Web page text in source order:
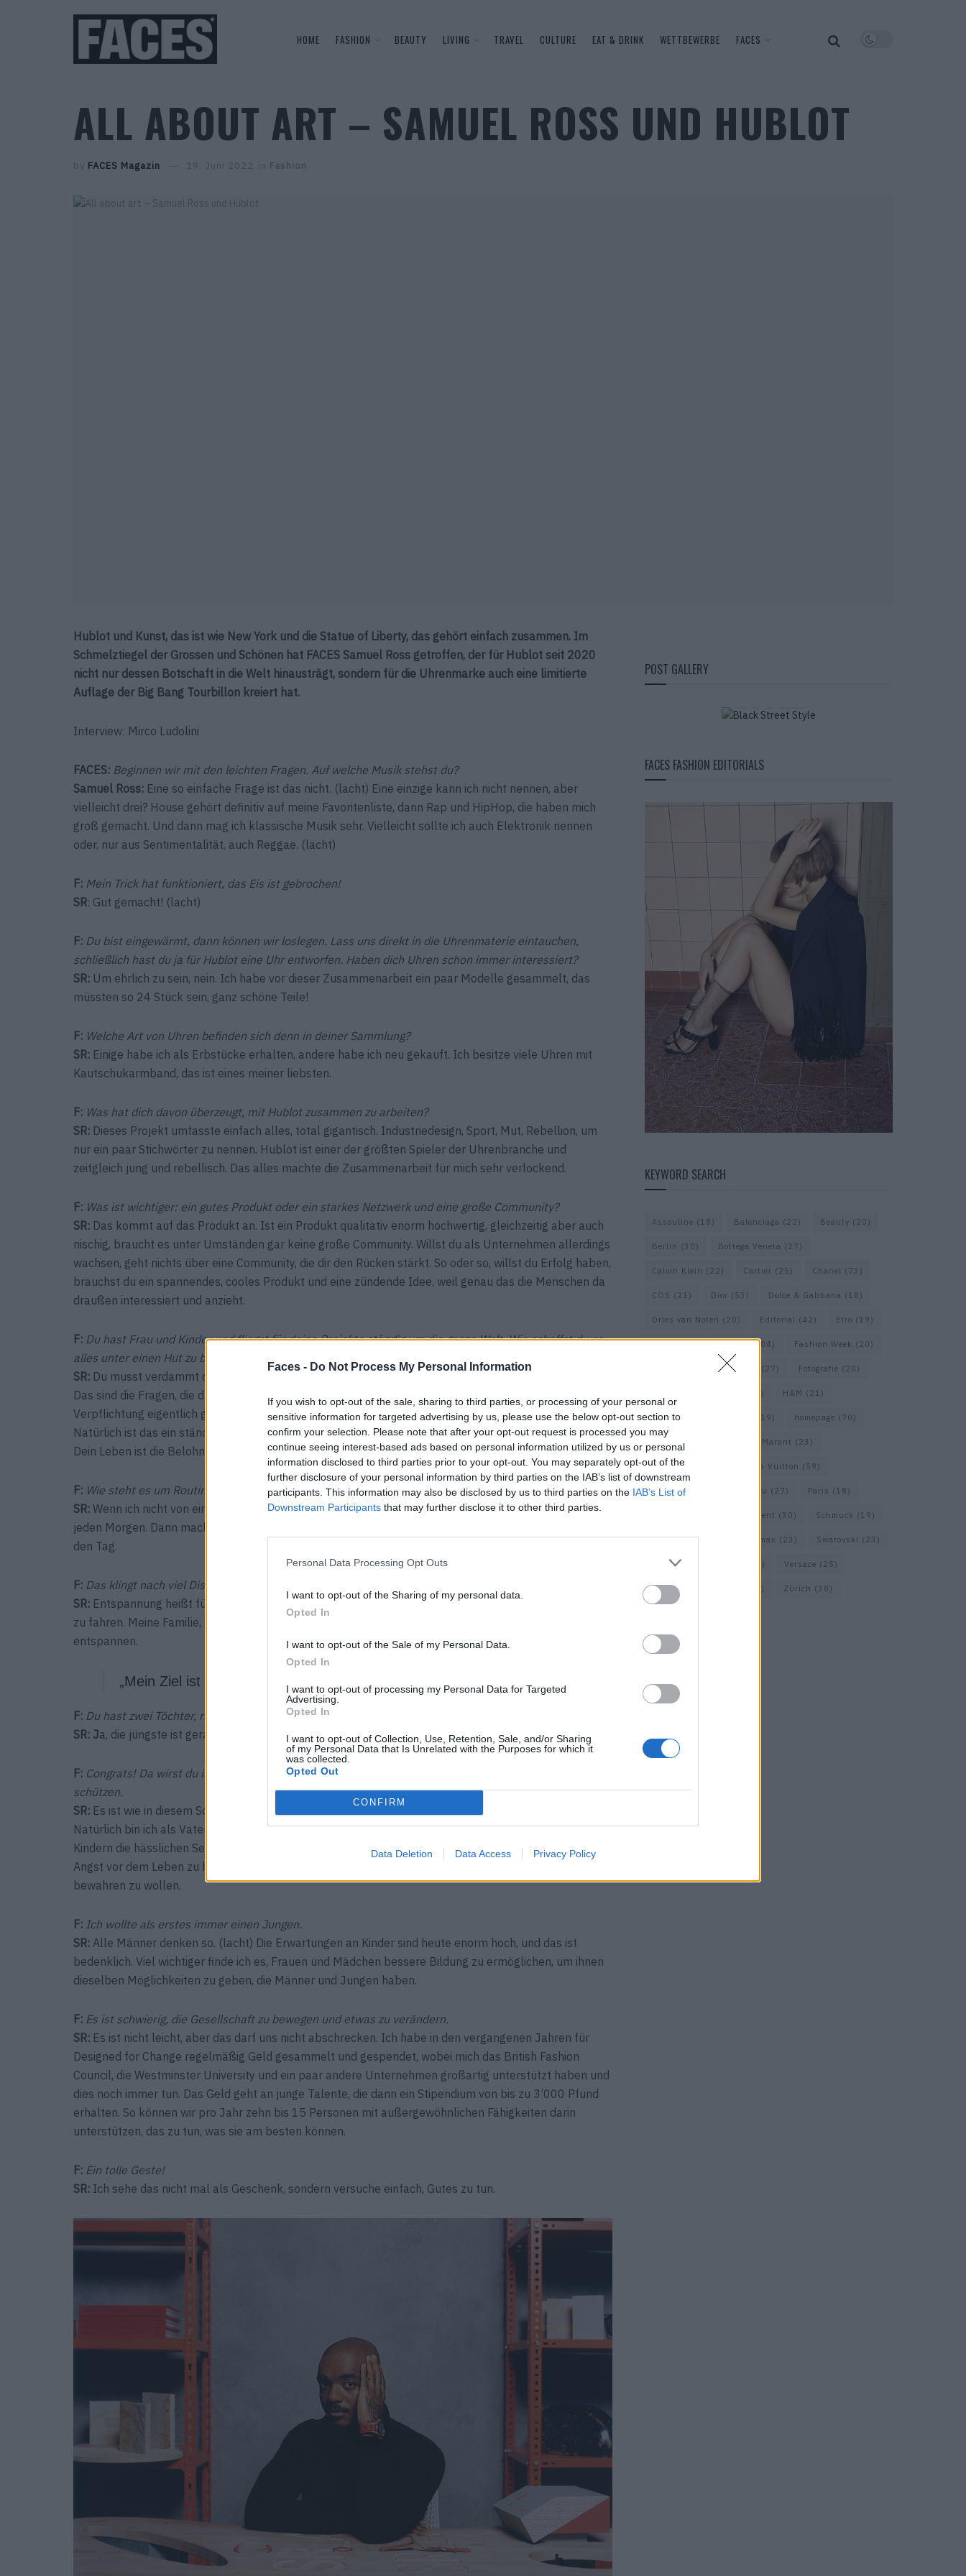
Faces - Do Not Process My Personal Information
If you wish to opt-out of the sale, sharing to third parties, or processing of your personal or
sensitive information for targeted advertising by us, please use the below opt-out section to
confirm your selection. Please note that after your opt-out request is processed you may
continue seeing interest-based ads based on personal information utilized by us or personal
information disclosed to third parties prior to your opt-out. You may separately opt-out of the
further disclosure of your personal information by third parties on the IAB’s list of downstream
participants. This information may also be disclosed by us to third parties on the IAB’s List of
Downstream Participants that may further disclose it to other third parties.
Personal Data Processing Opt Outs
I want to opt-out of the Sharing of my personal data.
Opted In
I want to opt-out of the Sale of my Personal Data.
Opted In
I want to opt-out of processing my Personal Data for Targeted
Advertising.
Opted In
I want to opt-out of Collection, Use, Retention, Sale, and/or Sharing
of my Personal Data that Is Unrelated with the Purposes for which it
was collected.
Opted Out
CONFIRM
Data Deletion Data Access Privacy Policy
HOME FASHION BEAUTY LIVING TRAVEL CULTURE EAT & DRINK WETTBEWERBE FACES
ALL ABOUT ART – SAMUEL ROSS UND HUBLOT
by FACES Magazin 19. Juni 2022 in Fashion
Hublot und Kunst, das ist wie New York und die Statue of Liberty, das gehört einfach zusammen. Im
Schmelztiegel der Grossen und Schönen hat FACES Samuel Ross getroffen, der für Hublot seit 2020
nicht nur dessen Botschaft in die Welt hinausträgt, sondern für die Uhrenmarke auch eine limitierte
Auflage der Big Bang Tourbillon kreiert hat.
Interview: Mirco Ludolini
FACES: Beginnen wir mit den leichten Fragen. Auf welche Musik stehst du?
Samuel Ross: Eine so einfache Frage ist das nicht. (lacht) Eine einzige kann ich nicht nennen, aber
vielleicht drei? House gehört definitiv auf meine Favoritenliste, dann Rap und HipHop, die haben mich
groß gemacht. Und dann mag ich klassische ­Musik sehr. Vielleicht sollte ich auch Elektronik nennen
oder, nur aus Sentimentalität, auch Reggae. (lacht)
F: Mein Trick hat funktioniert, das Eis ist gebrochen!
SR: Gut gemacht! (lacht)
F: Du bist eingewärmt, dann können wir loslegen. Lass uns direkt in die Uhrenmaterie eintauchen,
schließlich hast du ja für Hublot eine Uhr entworfen. Haben dich Uhren schon immer interessiert?
SR: Um ehrlich zu sein, nein. Ich habe vor dieser Zusammenarbeit ein paar Modelle gesammelt, das
müssten so 24 Stück sein, ganz schöne Teile!
F: Welche Art von Uhren befinden sich denn in deiner ­Sammlung?
SR: Einige habe ich als Erbstücke erhalten, andere habe ich neu gekauft. Ich besitze viele Uhren mit
Kautschukarmband, das ist eines meiner liebsten.
F: Was hat dich davon überzeugt, mit Hublot zusammen zu arbeiten?
SR: Dieses Projekt umfasste einfach alles, total gigantisch. Industriedesign, Sport, Mut, Rebellion, um
nur ein paar Stichwörter zu nennen. Hublot ist einer der größten Spieler der Uhrenbranche und
zeitgleich jung und rebellisch. Das alles machte die Zusammenarbeit für mich sehr verlockend.
F: Was ist wichtiger: ein gutes Produkt oder ein starkes Netzwerk und eine große Community?
SR: Das kommt auf das Produkt an. Ist ein Produkt qualitativ enorm hochwertig, gleichzeitig aber auch
nischig, braucht es unter Umständen gar keine große Community. Willst du als Unter­nehmen allerdings
wachsen, geht nichts über eine Community, die dir den Rücken stärkt. So oder so, willst du Erfolg haben,
brauchst du ein spannendes, cooles Produkt und eine zündende Idee, weil genau das die Menschen da
draußen interessiert und anzieht.
F: Du hast Frau und Kinder und fliegst für deine Projekte ­ständig um die ganze Welt. Wie schaffst du es,
alles unter einen Hut zu bringen?
SR: Du musst verdammt diszipliniert sein. Worin steckst du deine Zeit, und worauf fokussierst du dich?
Das sind die Fragen, die du dir stellen musst. Stets geht es um die richtige Balance, weil jede
Verpflichtung eigentlich genauso wichtig ist wie die andere. Mein Ziel ist es, Harmonie zu erreichen.
Natürlich ist das ein ständiges Spiel und ein Um- und Neuausbalancieren aller Dinge in meinem Leben.
Dein Leben ist die Belohnung dieses Spiels, wenn du es gut spielst.
F: Wie steht es um Routinen in deinem Leben, gibt es sowas?
SR: Wenn ich nicht von einer Stadt zur nächsten reise, dann stehe ich um 5.25 Uhr oder 5.30 Uhr auf,
jeden Morgen. Dann mache ich Sport, trinke einen Iced Flat White und einen grünen Saft und starte in
den Tag.
F: Das klingt nach viel Disziplin. Was tust du, wenn du Zeit hast und runterkommen willst?
SR: Entspannung heißt für mich, ein gutes Buch zu lesen oder in meinem Lamborghini durch die Gegend
zu fahren. Meine Familie, meine Kinder und meine Frau helfen mir ebenfalls sehr dabei, mich zu
entspannen.
„Mein Ziel ist es, Harmonie zu erreichen.“
F: Du hast zwei Töchter, richtig?
SR: Ja, die jüngste ist gerade elf Wochen alt.
F: Congrats! Da wirst du in den kommenden ­Jahren viel ­damit zu tun haben, die beiden vor der Welt zu
schützen.
SR: Es ist wie in diesem Song: „Playing baby shark with my daughter, watching for sharks outside.“
Natürlich bin ich als Vater zweier Mädchen immer der ­Beschützer. Das ­Problem ist, dass du deinen
Kindern die hässlichen Seiten der Welt nicht zeigen willst, allerdings musst du sie dazu erziehen, keine
Angst vor dem Leben zu haben und ihre eigenen Entscheidungen zu treffen, ohne sie vor allem
bewahren zu wollen.
F: Ich wollte als erstes immer einen Jungen.
SR: Alle Männer denken so. (lacht) Die Erwartungen an Kinder sind heute enorm hoch, und das ist
bedenklich. Viel wichtiger finde ich es, Frauen und Mädchen bessere Bildung zu ermöglichen, um ihnen
dieselben Möglichkeiten zu geben, die Männer und Jungen haben.
F: Es ist schwierig, die Gesellschaft zu bewegen und etwas zu verändern.
SR: Es ist nicht leicht, aber das darf uns nicht abschrecken. Ich habe in den vergangenen Jahren für
Designed for Change regelmäßig Geld gesammelt und gespendet, wobei mich das ­British Fashion
Council, die Westminster University und ein paar andere Unternehmen großartig unterstützt haben und
dies noch immer tun. Das Geld geht an junge Talente, die dann ein Stipendium von bis zu 3’000 Pfund
erhalten. So können wir pro Jahr zehn bis 15 Personen mit außergewöhnlichen Fähigkeiten darin
unterstützen, das zu tun, was sie am besten können.
F: Ein tolle Geste!
SR: Ich sehe das nicht mal als Geschenk, sondern versuche einfach, Gutes zu tun.
POST GALLERYBLACK STREET
FACES FASHION EDITORIALS
KEYWORD SEARCH
Assouline (18) Balenciaga (22) Beauty (20)
Berlin (30) Bottega Veneta (27)
Calvin Klein (22) Cartier (25) Chanel (73)
COS (21) Dior (53) Dolce & Gabbana (18)
Dries van Noten (20) Editorial (42) Etro (19)
(104) Fashion Week (20)
Ferragamo (27) Fotografie (20)
(17) H&M (21)
Hermes (19) homepage (70)
Interview Isabel Marant (23)
Jimmy Choo Louis Vuitton (59)
Max Mara Miu Miu (27) Paris (18)
Saint Laurent (30) Schmuck (19)
Short Trip(29) Sportmax (23) Swarovski (23)
Travel(22) (33) Versace (25)
Wolford (18) Zürich (38)